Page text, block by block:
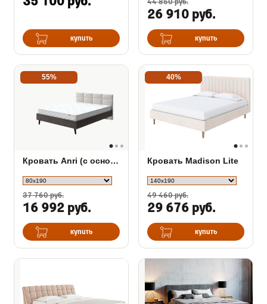
купить
44 850 руб.
26 910 руб.
купить
55%
Кровать Anri (с основанием)
37 760 руб.
16 992 руб.
купить
40%
Кровать Madison Lite
49 460 руб.
29 676 руб.
купить